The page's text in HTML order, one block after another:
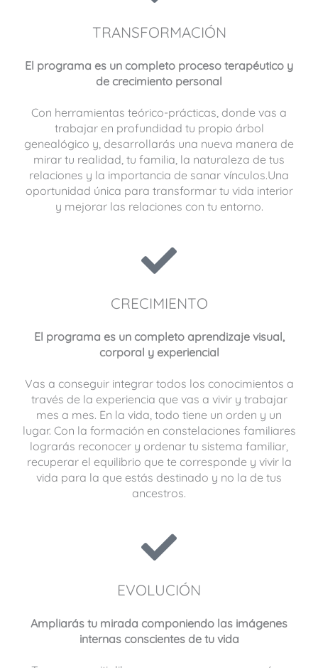
TRANSFORMACIÓN
El programa es un completo proceso terapéutico y
de crecimiento personal
Con herramientas teórico-prácticas, donde vas a
trabajar en profundidad tu propio árbol
genealógico y, desarrollarás una nueva manera de
mirar tu realidad, tu familia, la naturaleza de tus
relaciones y la importancia de sanar vínculos.Una
oportunidad única para transformar tu vida interior
y mejorar las relaciones con tu entorno.
CRECIMIENTO
El programa es un completo aprendizaje visual,
corporal y experiencial
Vas a conseguir integrar todos los conocimientos a
través de la experiencia que vas a vivir y trabajar
mes a mes. En la vida, todo tiene un orden y un
lugar. Con la formación en constelaciones familiares
lograrás reconocer y ordenar tu sistema familiar,
recuperar el equilibrio que te corresponde y vivir la
vida para la que estás destinado y no la de tus
ancestros.
EVOLUCIÓN
Ampliarás tu mirada componiendo las imágenes
internas conscientes de tu vida